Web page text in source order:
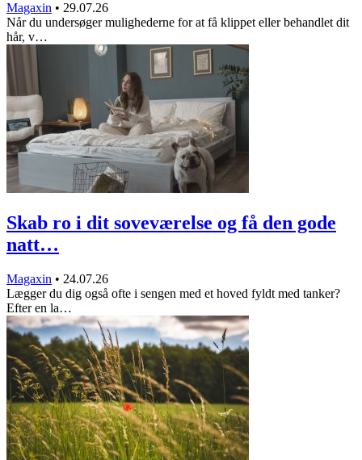
Magaxin • 29.07.26
Når du undersøger mulighederne for at få klippet eller behandlet dit
hår, v…
Skab ro i dit soveværelse og få den gode
natt…
Magaxin • 24.07.26
Lægger du dig også ofte i sengen med et hoved fyldt med tanker?
Efter en la…